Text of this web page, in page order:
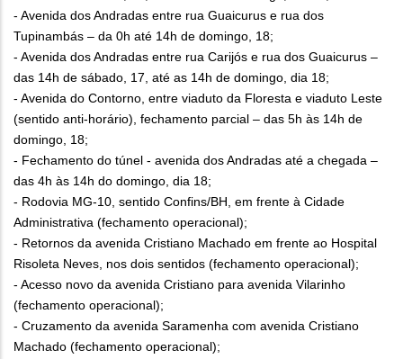
- Avenida dos Andradas entre rua Guaicurus e rua dos
Tupinambás – da 0h até 14h de domingo, 18;
- Avenida dos Andradas entre rua Carijós e rua dos Guaicurus –
das 14h de sábado, 17, até as 14h de domingo, dia 18;
- Avenida do Contorno, entre viaduto da Floresta e viaduto Leste
(sentido anti-horário), fechamento parcial – das 5h às 14h de
domingo, 18;
- Fechamento do túnel - avenida dos Andradas até a chegada –
das 4h às 14h do domingo, dia 18;
- Rodovia MG-10, sentido Confins/BH, em frente à Cidade
Administrativa (fechamento operacional);
- Retornos da avenida Cristiano Machado em frente ao Hospital
Risoleta Neves, nos dois sentidos (fechamento operacional);
- Acesso novo da avenida Cristiano para avenida Vilarinho
(fechamento operacional);
- Cruzamento da avenida Saramenha com avenida Cristiano
Machado (fechamento operacional);